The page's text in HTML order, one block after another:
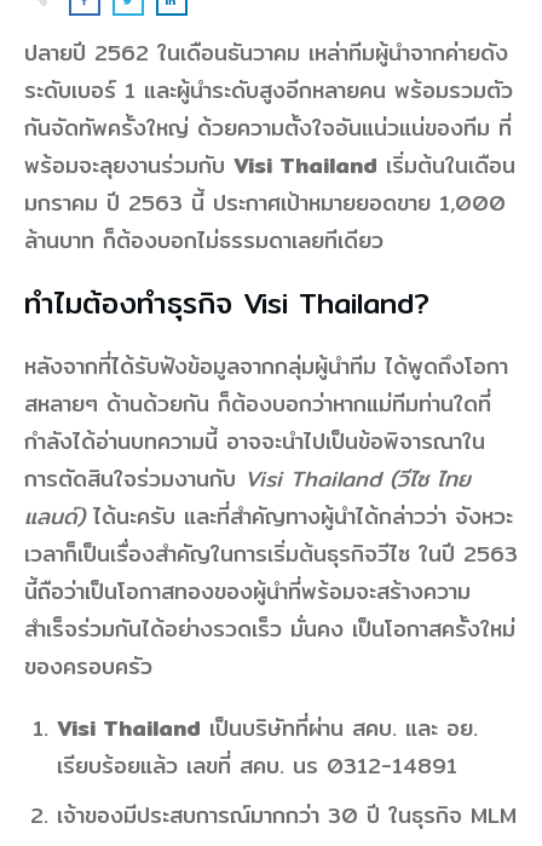
ปลายปี 2562 ในเดือนธันวาคม เหล่าทีมผู้นำจากค่ายดัง
ระดับเบอร์ 1 และผู้นำระดับสูงอีกหลายคน พร้อมรวมตัว
กันจัดทัพครั้งใหญ่ ด้วยความตั้งใจอันแน่วแน่ของทีม ที่
พร้อมจะลุยงานร่วมกับ Visi Thailand เริ่มต้นในเดือน
มกราคม ปี 2563 นี้ ประกาศเป้าหมายยอดขาย 1,000
ล้านบาท ก็ต้องบอกไม่ธรรมดาเลยทีเดียว
ทำไมต้องทำธุรกิจ Visi Thailand?
หลังจากที่ได้รับฟังข้อมูลจากกลุ่มผู้นำทีม ได้พูดถึงโอกา
สหลายๆ ด้านด้วยกัน ก็ต้องบอกว่าหากแม่ทีมท่านใดที่
กำลังได้อ่านบทความนี้ อาจจะนำไปเป็นข้อพิจารณาใน
การตัดสินใจร่วมงานกับ Visi Thailand (วีไซ ไทย
แลนด์)ได้นะครับ และที่สำคัญทางผู้นำได้กล่าวว่า จังหวะ
เวลาก็เป็นเรื่องสำคัญในการเริ่มต้นธุรกิจวีไซ ในปี 2563
นี้ถือว่าเป็นโอกาสทองของผู้นำที่พร้อมจะสร้างความ
สำเร็จร่วมกันได้อย่างรวดเร็ว มั่นคง เป็นโอกาสครั้งใหม่
ของครอบครัว
Visi Thailand เป็นบริษัทที่ผ่าน สคบ. และ อย.
เรียบร้อยแล้ว เลขที่ สคบ. นร 0312-14891
เจ้าของมีประสบการณ์มากกว่า 30 ปี ในธุรกิจ MLM